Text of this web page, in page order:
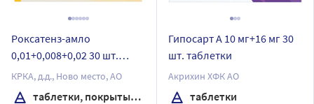
Роксатенз-амло
0,01+0,008+0,02 30 шт.
таблетки, покрытые
пленочной оболочкой
КРКА, д.д., Ново место, АО
таблетки, покрытые пленочной оболочкой
Гипосарт А 10 мг+16 мг 30
шт. таблетки
Акрихин ХФК АО
таблетки